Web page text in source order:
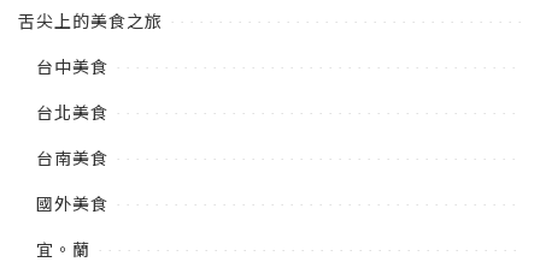
舌尖上的美食之旅
台中美食
台北美食
台南美食
國外美食
宜。蘭